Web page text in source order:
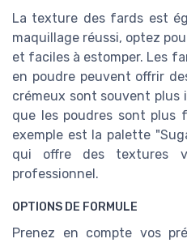
La texture des fards est
maquillage réussi, optez
et faciles à estomper. Les
en poudre peuvent offrir
crémeux sont souvent plus
que les poudres sont plus
exemple est la palette
qui offre des textures
professionnel.
OPTIONS DE FORMULE
Prenez en compte vos